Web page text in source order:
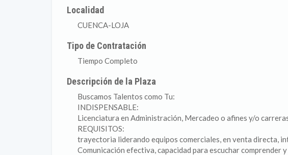
Localidad
CUENCA-LOJA
Tipo de Contratación
Tiempo Completo
Descripción de la Plaza
Buscamos Talentos como Tu:
INDISPENSABLE:
Licenciatura en Administración, Mercadeo o afines y/o
REQUISITOS:
trayectoria liderando equipos comerciales, en venta directa,
Comunicación efectiva, capacidad para escuchar comprender